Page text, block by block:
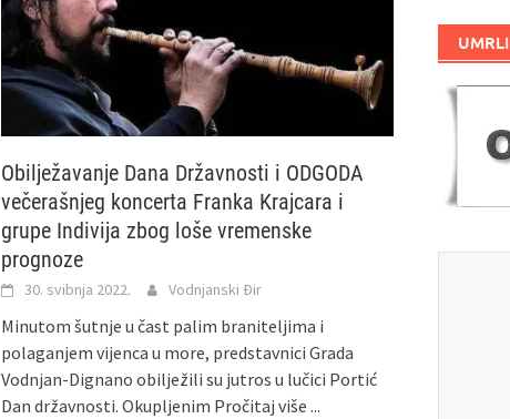
Obilježavanje Dana Državnosti i ODGODA
večerašnjeg koncerta Franka Krajcara i
grupe Indivija zbog loše vremenske
prognoze
30. svibnja 2022. Vodnjanski Đir
Minutom šutnje u čast palim braniteljima i
polaganjem vijenca u more, predstavnici Grada
Vodnjan-Dignano obilježili su jutros u lučici Portić
Dan državnosti. Okupljenim Pročitaj više ...
UMRLI